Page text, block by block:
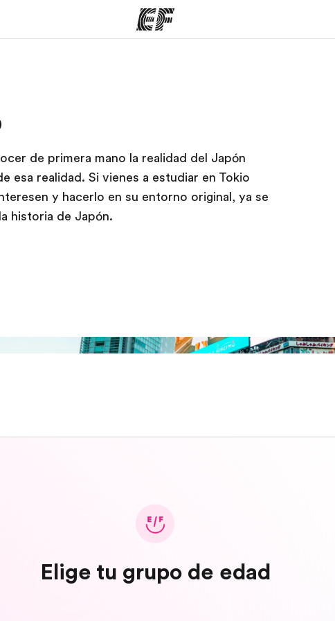
de primera mano la realidad del Japón
esa realidad. Si vienes a estudiar en Tokio
y hacerlo en su entorno original, ya se
historia de Japón.
Elige tu grupo de edad